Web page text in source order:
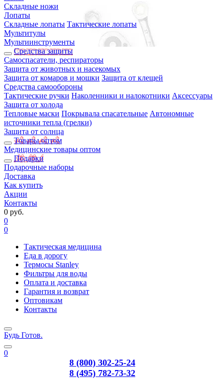
Складные ножи
Лопаты
Складные лопаты Тактические лопаты
Мультитулы
Мультиинструменты
Средства защиты
Самоспасатели, респираторы
Защита от животных и насекомых
Защита от комаров и мошки Защита от клещей
Средства самообороны
Тактические ручки Наколенники и налокотники Аксессуары
Защита от холода
Тепловые маски Покрывала спасательные Автономные
источники тепла (грелки)
Защита от солнца
Товары оптом
Медицинские товары оптом
Подарки
Подарочные наборы
Доставка
Как купить
Акции
Контакты
0 руб.
0
0
Тактическая медицина
Еда в дорогу
Термосы Stanley
Фильтры для воды
Оплата и доставка
Гарантия и возврат
Оптовикам
Контакты
Будь Готов.
0
8 (800) 302-25-24
8 (495) 782-73-32